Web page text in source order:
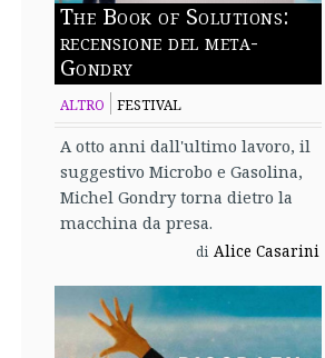
The Book of Solutions:
recensione del meta-
Gondry
ALTRO FESTIVAL
A otto anni dall'ultimo lavoro, il
suggestivo Microbo e Gasolina,
Michel Gondry torna dietro la
macchina da presa.
di Alice Casarini